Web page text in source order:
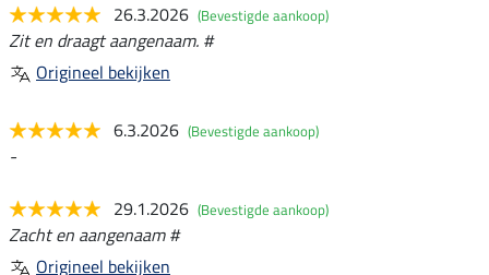
26.3.2026 (Bevestigde aankoop)
Zit en draagt aangenaam. #
Origineel bekijken
6.3.2026 (Bevestigde aankoop)
-
29.1.2026 (Bevestigde aankoop)
Zacht en aangenaam #
Origineel bekijken